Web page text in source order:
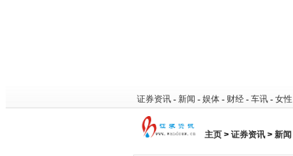
证券资讯 - 新闻 - 娱体 - 财经 - 车讯 - 女性
主页 >证券资讯 >新闻